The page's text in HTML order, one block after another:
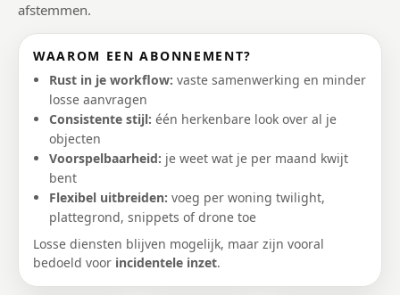
afstemmen.
WAAROM EEN ABONNEMENT?
Rust in je workflow: vaste samenwerking en minder
losse aanvragen
Consistente stijl: één herkenbare look over al je
objecten
Voorspelbaarheid: je weet wat je per maand kwijt
bent
Flexibel uitbreiden: voeg per woning twilight,
plattegrond, snippets of drone toe
Losse diensten blijven mogelijk, maar zijn vooral
bedoeld voor incidentele inzet.